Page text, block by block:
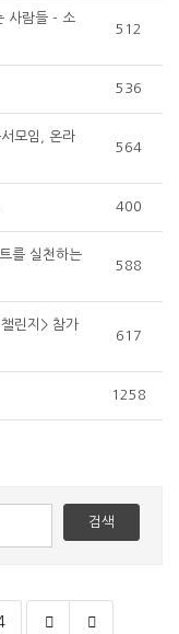
사람들 - 소
512
536
모임, 온라
564
400
를 실천하는
588
린지> 참가
617
1258
검색